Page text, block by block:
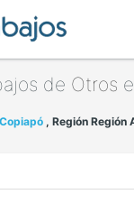
Copiapó , Región Región
de Otros